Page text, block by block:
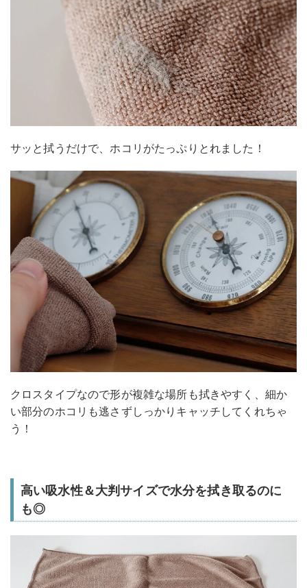
サッと拭うだけで、ホコリがたっぷりとれました！
クロスタイプなので形が複雑な場所も拭きやすく、細か
い部分のホコリも逃さずしっかりキャッチしてくれちゃ
う！
高い吸水性＆大判サイズで水分を拭き取るのに
も◎